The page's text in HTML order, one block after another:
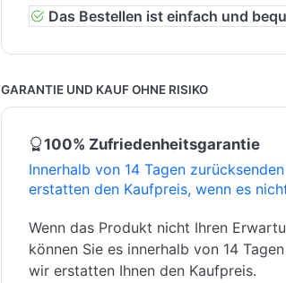
Das Bestellen ist einfach und
GARANTIE UND KAUF OHNE RISIKO
100% Zufriedenheitsgarantie
Innerhalb von 14 Tagen
erstatten den Kaufpreis, wenn es
Wenn das Produkt nicht Ihren
können Sie es innerhalb von 14
wir erstatten Ihnen den Kaufpreis.